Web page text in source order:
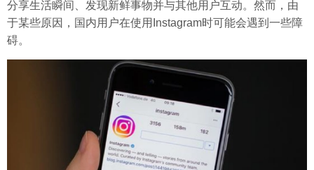
分享生活瞬间、发现新鲜事物并与其他用户互动。然而，由
于某些原因，国内用户在使用Instagram时可能会遇到一些障
碍。